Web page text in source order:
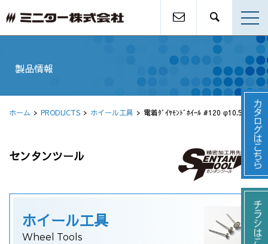
製品情報
ホーム PRODUCTS ホイール工具 電着ﾀﾞｲﾔﾓﾝﾄﾞﾎｲｰﾙ #120 φ10.5
センタンツール
ホイール工具
Wheel Tools